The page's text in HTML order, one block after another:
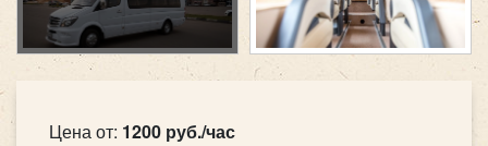
Цена от: 1200 руб./час